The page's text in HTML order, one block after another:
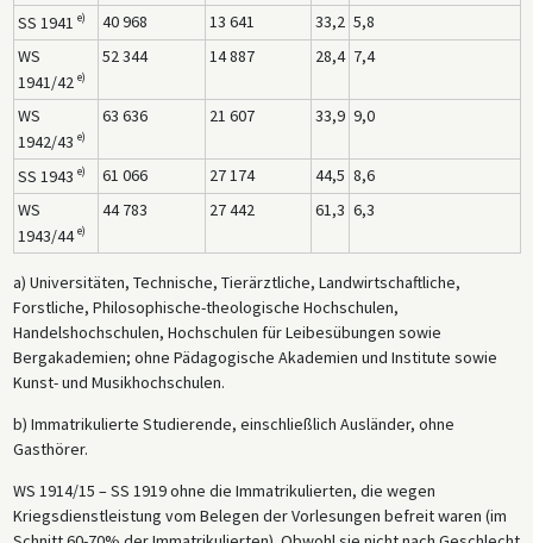
SS 1941 e) 40 968 13 641 33,2 5,8
WS
1941/42 e)
52 344 14 887 28,4 7,4
WS
1942/43 e)
63 636 21 607 33,9 9,0
SS 1943 e) 61 066 27 174 44,5 8,6
WS
1943/44e)
44 783 27 442 61,3 6,3
a) Universitäten, Technische, Tierärztliche, Landwirtschaftliche,
Forstliche, Philosophische-theologische Hochschulen,
Handelshochschulen, Hochschulen für Leibesübungen sowie
Bergakademien; ohne Pädagogische Akademien und Institute sowie
Kunst- und Musikhochschulen.
b) Immatrikulierte Studierende, einschließlich Ausländer, ohne
Gasthörer.
WS 1914/15 – SS 1919 ohne die Immatrikulierten, die wegen
Kriegsdienstleistung vom Belegen der Vorlesungen befreit waren (im